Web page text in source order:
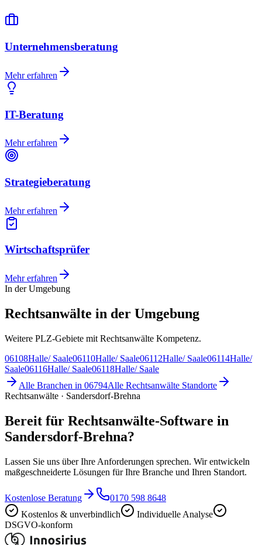
Unternehmensberatung
Mehr erfahren
IT-Beratung
Mehr erfahren
Strategieberatung
Mehr erfahren
Wirtschaftsprüfer
Mehr erfahren
In der Umgebung
Rechtsanwälte in der Umgebung
Weitere PLZ-Gebiete mit Rechtsanwälte Kompetenz.
06108Halle/ Saale06110Halle/ Saale06112Halle/ Saale06114Halle/
Saale06116Halle/ Saale06118Halle/ Saale
Alle Branchen in 06794Alle Rechtsanwälte Standorte
Rechtsanwälte · Sandersdorf-Brehna
Bereit für Rechtsanwälte-Software in
Sandersdorf-Brehna?
Lassen Sie uns über Ihre Anforderungen sprechen. Wir entwickeln
maßgeschneiderte Lösungen für Ihre Branche und Ihren Standort.
Kostenlose Beratung
0170 598 8648
Kostenlos & unverbindlich
Individuelle Analyse
DSGVO-konform